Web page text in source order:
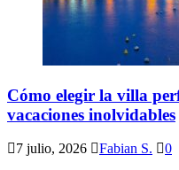
Cómo elegir la villa
vacaciones inolvidables
7 julio, 2026 Fabian S.
0